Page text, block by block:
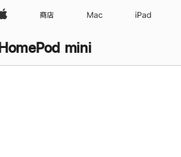
Apple 商店 Mac iPad
HomePod mini